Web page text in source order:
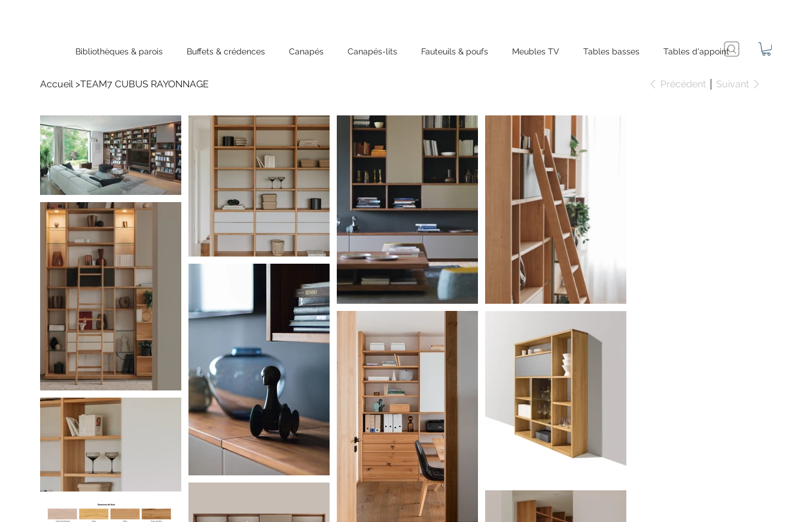
Bibliothèques & parois Buffets & crédences Canapés Canapés-lits Fauteuils & poufs Meubles TV Tables basses Tables d'appoint
Accueil >TEAM7 CUBUS RAYONNAGE Précédent Suivant